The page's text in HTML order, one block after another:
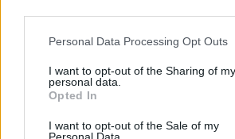
Personal Data Processing Opt Outs
I want to opt-out of the Sharing of my
personal data.
Opted In
I want to opt-out of the Sale of my
Διεθνείς διαστάσεις και
Η απάτη δεν περιορίστηκε στην
Γερμανία. Παράλληλες